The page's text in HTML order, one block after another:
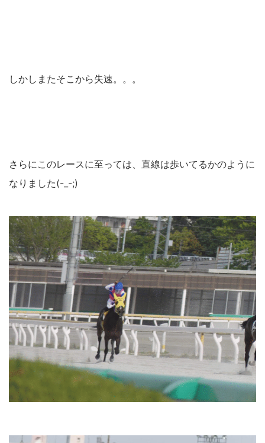
しかしまたそこから失速。。。
さらにこのレースに至っては、直線は歩いてるかのように
なりました(-_-;)